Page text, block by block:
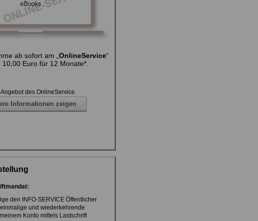
ab sofort am „OnlineService“
10,00 Euro für 12 Monate*.
Angebot des OnlineService
Informationen zeigen
den INFO-SERVICE Öffentlicher
und wiederkehrende
Konto mittels Lastschrift